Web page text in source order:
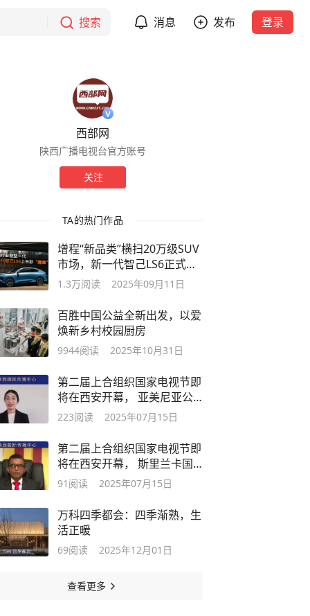
搜索 消息 发布 登录
西部网
陕西广播电视台官方账号
关注
TA的热门作品
增程“新品类”横扫20万级SUV
市场，新一代智己LS6正式上
市
1.3万阅读 2025年09月11日
百胜中国公益全新出发，以爱
焕新乡村校园厨房
9944阅读 2025年10月31日
第二届上合组织国家电视节即
将在西安开幕， 亚美尼亚公
共电视公司国际关系部专家视
223阅读 2025年07月15日
第二届上合组织国家电视节即
将在西安开幕， 斯里兰卡国
家电视台主席视频祝贺。
91 阅读 2025年07月15日
万科四季都会：四季渐熟，生
活正暖
69阅读 2025年12月01日
查看更多